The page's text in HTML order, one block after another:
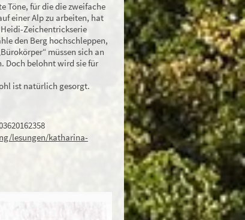
Töne, für die die zweifache
einer Alp zu arbeiten, hat
Zeichentrickserie
den Berg hochschleppen,
müssen sich an
Doch belohnt wird sie für
ist natürlich gesorgt.
lesungen/katharina-